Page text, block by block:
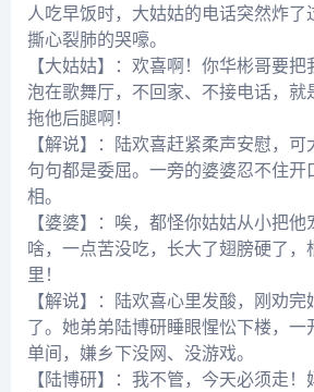
人吃早饭时，大姑姑的电话突然炸了
撕心裂肺的哭嚎。
【大姑姑】：欢喜啊！你华彬哥要
泡在歌舞厅，不回家、不接电话，就
拖他后腿啊！
【解说】：陆欢喜赶紧柔声安慰，可
句句都是委屈。一旁的婆婆忍不住开
相。
【婆婆】：唉，都怪你姑姑从小把
啥，一点苦没吃，长大了翅膀硬了，
里！
【解说】：陆欢喜心里发酸，刚劝
了。她弟弟陆博研睡眼惺忪下楼，一
单间，嫌乡下没网、没游戏。
【陆博研】：我不管，今天必须走